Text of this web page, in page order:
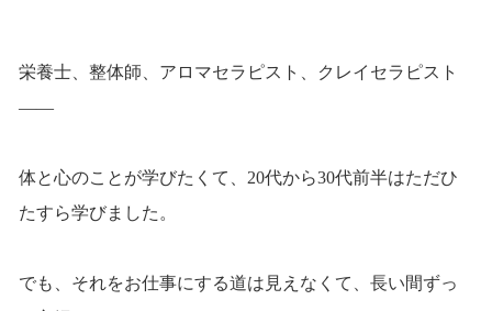
栄養士、整体師、アロマセラピスト、クレイセラピスト
——
体と心のことが学びたくて、20代から30代前半はただひ
たすら学びました。
でも、それをお仕事にする道は見えなくて、長い間ずっ